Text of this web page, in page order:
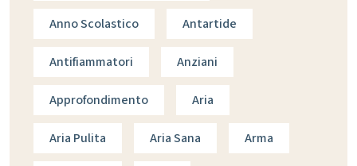
Anno Scolastico Antartide
Antifiammatori Anziani
Approfondimento Aria
Aria Pulita Aria Sana Arma